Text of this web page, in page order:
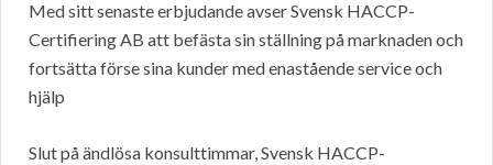
Med sitt senaste erbjudande avser Svensk HACCP-
Certifiering AB att befästa sin ställning på marknaden och
fortsätta förse sina kunder med enastående service och
hjälp
Slut på ändlösa konsulttimmar, Svensk HACCP-